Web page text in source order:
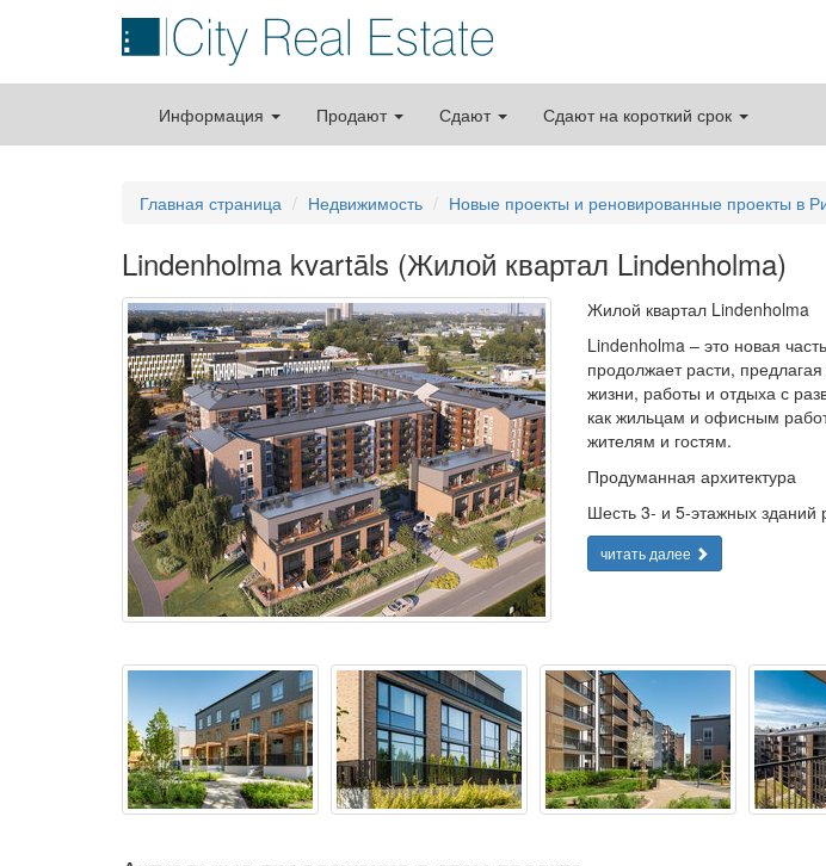
Информация Продают Сдают Сдают на короткий срок
Главная страница Недвижимость Новые проекты и реновированные проекты в
Lindenholma kvartāls (Жилой квартал Lindenholma)
Жилой квартал Lindenholma
Lindenholma – это новая
продолжает расти,
жизни, работы и отдыха с
как жильцам и офисным
жителям и гостям.
Продуманная архитектура
Шесть 3- и 5-этажных
читать далее